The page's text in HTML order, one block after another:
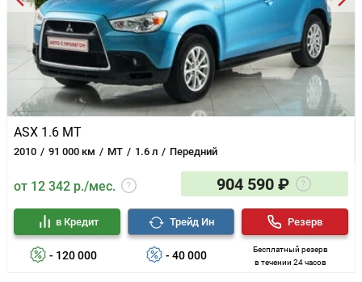
ASX 1.6 MT
2010 91 000 км MT 1.6 л Передний
от 12 342 р./мес. 904 590 ₽
- 120 000
в Кредит
- 40 000
Трейд Ин
Бесплатный резерв
в течении 24 часов
Резерв